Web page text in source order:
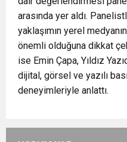
arasında yer aldı.
yaklaşımın yerel
önemli olduğuna dikkat
ise Emin Çapa, Yıldız
dijital, görsel ve yazılı
deneyimleriyle anlattı.